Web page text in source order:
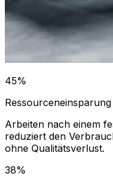
45%
Arbeiten nach einem
reduziert den
ohne Qualitätsverlust.
38%